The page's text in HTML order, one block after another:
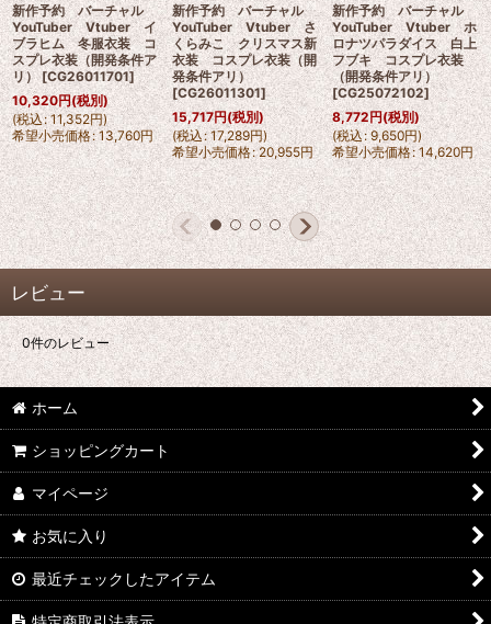
新作予約 バーチャル
YouTuber Vtuber イ
ブラヒム 冬服衣装 コ
スプレ衣装（開発条件ア
リ） [CG26011701]
10,320円(税別)
(税込: 11,352円)
希望小売価格: 13,760円
新作予約 バーチャル
YouTuber Vtuber さ
くらみこ クリスマス新
衣装 コスプレ衣装（開
発条件アリ）
[CG26011301]
15,717円(税別)
(税込: 17,289円)
希望小売価格: 20,955円
新作予約 バーチャル
YouTuber Vtuber ホ
ロナツパラダイス 白上
フブキ コスプレ衣装
（開発条件アリ）
[CG25072102]
8,772円(税別)
(税込: 9,650円)
希望小売価格: 14,620円
レビュー
0件のレビュー
ホーム
ショッピングカート
マイページ
お気に入り
最近チェックしたアイテム